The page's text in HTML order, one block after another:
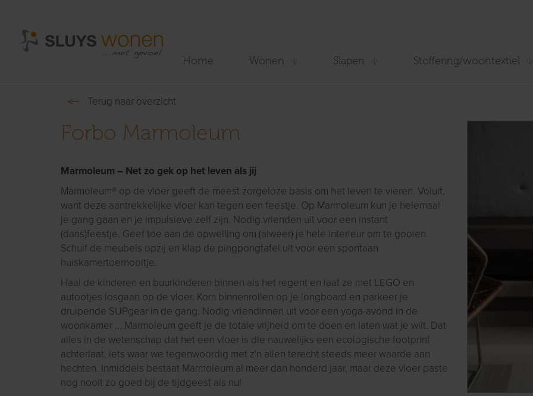
Home Wonen Slapen Stoffering/woontextiel
Terug naar overzicht
Forbo Marmoleum
Marmoleum – Net zo gek op het leven als jij
Marmoleum® op de vloer geeft de meest zorgeloze basis om het leven te vieren. Voluit,
want deze aantrekkelijke vloer kan tegen een feestje. Op Marmoleum kun je helemaal
je gang gaan en je impulsieve zelf zijn. Nodig vrienden uit voor een instant
(dans)feestje. Geef toe aan de opwelling om (alweer) je hele interieur om te gooien.
Schuif de meubels opzij en klap de pingpongtafel uit voor een spontaan
huiskamertoernooitje.
Haal de kinderen en buurkinderen binnen als het regent en laat ze met LEGO en
autootjes losgaan op de vloer. Kom binnenrollen op je longboard en parkeer je
druipende SUPgear in de gang. Nodig vriendinnen uit voor een yoga-avond in de
woonkamer ... Marmoleum geeft je de totale vrijheid om te doen en laten wat je wilt. Dat
alles in de wetenschap dat het een vloer is die nauwelijks een ecologische footprint
achterlaat, iets waar we tegenwoordig met z'n allen terecht steeds meer waarde aan
hechten. Inmiddels bestaat Marmoleum al meer dan honderd jaar, maar deze vloer paste
nog nooit zo goed bij de tijdgeest als nu!